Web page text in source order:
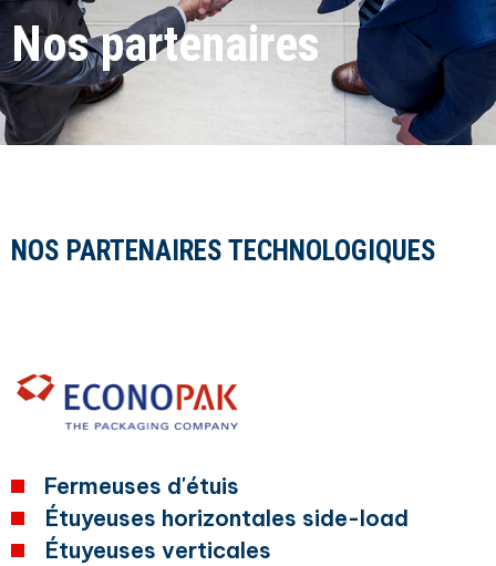
Nos partenaires
NOS PARTENAIRES TECHNOLOGIQUES
Fermeuses d'étuis
Étuyeuses horizontales side-load
Étuyeuses verticales